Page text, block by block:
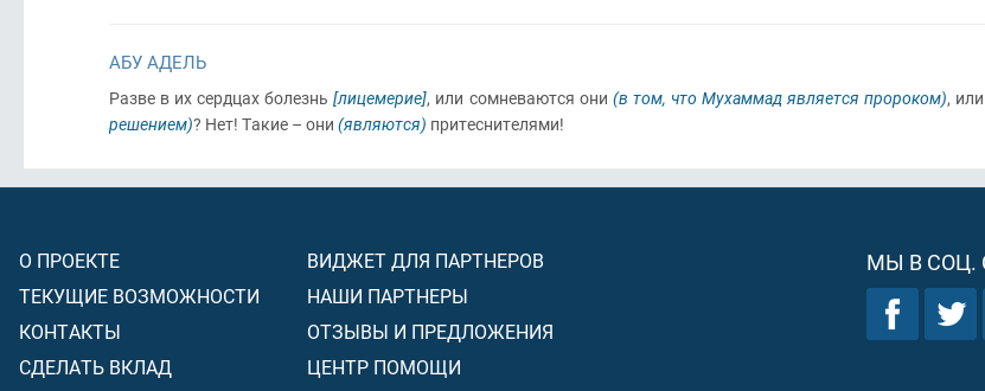
АБУ АДЕЛЬ
Разве в их сердцах болезнь[лицемерие], или сомневаются они (в том, что Мухаммад является пророком),
решением)? Нет! Такие – они (являются) притеснителями!
О ПРОЕКТЕ
ТЕКУЩИЕ ВОЗМОЖНОСТИ
КОНТАКТЫ
СДЕЛАТЬ ВКЛАД
ВИДЖЕТ ДЛЯ ПАРТНЕРОВ
НАШИ ПАРТНЕРЫ
ОТЗЫВЫ И ПРЕДЛОЖЕНИЯ
ЦЕНТР ПОМОЩИ
МЫ В СОЦ.